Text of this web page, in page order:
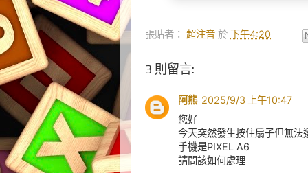
張貼者： 超注音 於 下午4:20
3 則留言:
阿熊 2025/9/3 上午10:47
您好
今天突然發生按住扇子但無
手機是PIXEL A6
請問該如何處理